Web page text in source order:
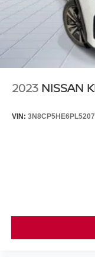
2023 NISSAN
VIN: